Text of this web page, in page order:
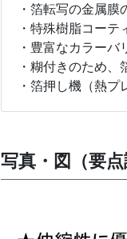
・箔転写の金属膜
・特殊樹脂コー
・豊富なカラーバ
・糊付きのため
・箔押し機（熱プ
写真・図（要点